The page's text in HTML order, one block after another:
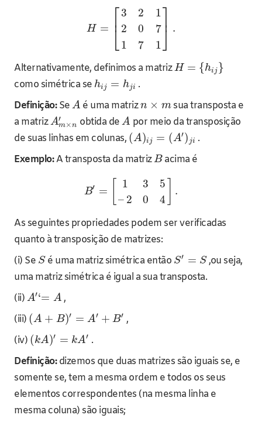
H = ⎡
⎣
⎢ 3
2
1
2
0
7
1
7
1
⎤
⎦⎥ .
Alternativamente, definimos a matrizH = {hij }
como simétrica se hij = hji .
Definição:Se A é uma matrizn × msua transposta e
a matrizA′
m×n obtida deA por meio da transposição
de suas linhas em colunas, (A)ij = (A′) ji .
Exemplo:A transposta da matrizBacima é
B′ =
1
– 2
3
0
5
4
.
As seguintes propriedades podem ser verificadas
quanto à transposição de matrizes:
(i) Se Sé uma matriz simétrica então S′ = S,ou seja,
uma matriz simétrica é igual a sua transposta.
(ii) A′‘= A ,
(iii) (A + B)′ = A′ + B′ ,
(iv) (kA)′ = kA′ .
Definição:dizemos que duas matrizes são iguais se, e
somente se, tem a mesma ordem e todos os seus
elementos correspondentes (na mesma linha e
mesma coluna) são iguais;